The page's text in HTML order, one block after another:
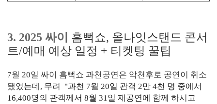
3. 2025 싸이 흠뻑쇼, 올나잇스탠드 콘서
트/예매 예상 일정 + 티켓팅 꿀팁
7월 20일 싸이 흠뻑쇼 과천공연은 악천후로 공연이 취소
됐었는데, 무려 "과천 7월 20일 관객 2만 4천 명 중에서
16,400명의 관객께서 8월 31일 재공연에 함께 하시고